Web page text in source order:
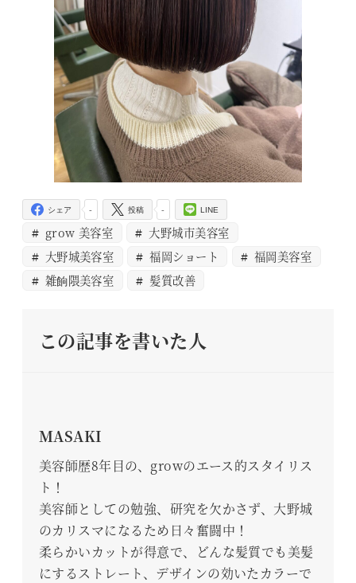
-
シェア -
投稿 LINE
grow 美容室
大野城市美容室
大野城美容室
福岡ショート
福岡美容室
雑餉隈美容室
髪質改善
この記事を書いた人
MASAKI
美容師歴8年目の、growのエース的スタイリス
ト！
美容師としての勉強、研究を欠かさず、大野城
のカリスマになるため日々奮闘中！
柔らかいカットが得意で、どんな髪質でも美髪
にするストレート、デザインの効いたカラーで